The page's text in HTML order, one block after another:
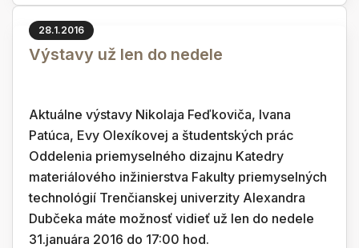
28.1.2016
Výstavy už len do nedele
Aktuálne výstavy Nikolaja Feďkoviča, Ivana
Patúca, Evy Olexíkovej a študentských prác
Oddelenia priemyselného dizajnu Katedry
materiálového inžinierstva Fakulty priemyselných
technológií Trenčianskej univerzity Alexandra
Dubčeka máte možnosť vidieť už len do nedele
31.januára 2016 do 17:00 hod.